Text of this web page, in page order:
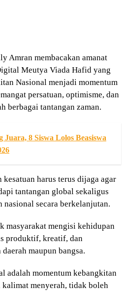
Amran membacakan amanat
Meutya Viada Hafid yang
Nasional menjadi momentum
persatuan, optimisme, dan
berbagai tantangan zaman.
Juara, 8 Siswa Lolos Beasiswa
harus terus dijaga agar
tantangan global sekaligus
nasional secara berkelanjutan.
masyarakat mengisi kehidupan
produktif, kreatif, dan
maupun bangsa.
adalah momentum kebangkitan
menyerah, tidak boleh